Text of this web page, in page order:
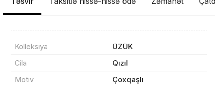
Kolleksiya
ÜZÜK
Cila
Qızıl
Motiv
Çoxqaşlı